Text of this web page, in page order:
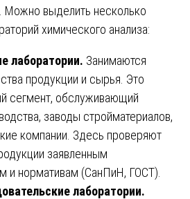
Можно выделить несколько
химического анализа:
лаборатории. Занимаются
продукции и сырья. Это
сегмент, обслуживающий
заводы стройматериалов,
компании. Здесь проверяют
заявленным
и нормативам (СанПиН, ГОСТ).
лаборатории.